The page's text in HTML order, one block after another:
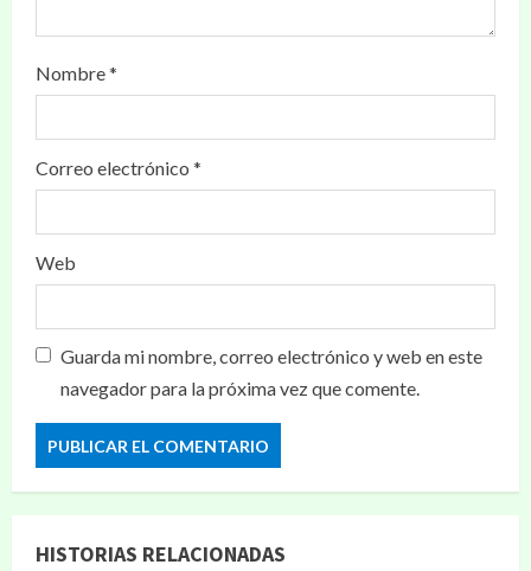
Nombre*
Correo electrónico *
Web
Guarda mi nombre, correo electrónico y web en este
navegador para la próxima vez que comente.
HISTORIAS RELACIONADAS